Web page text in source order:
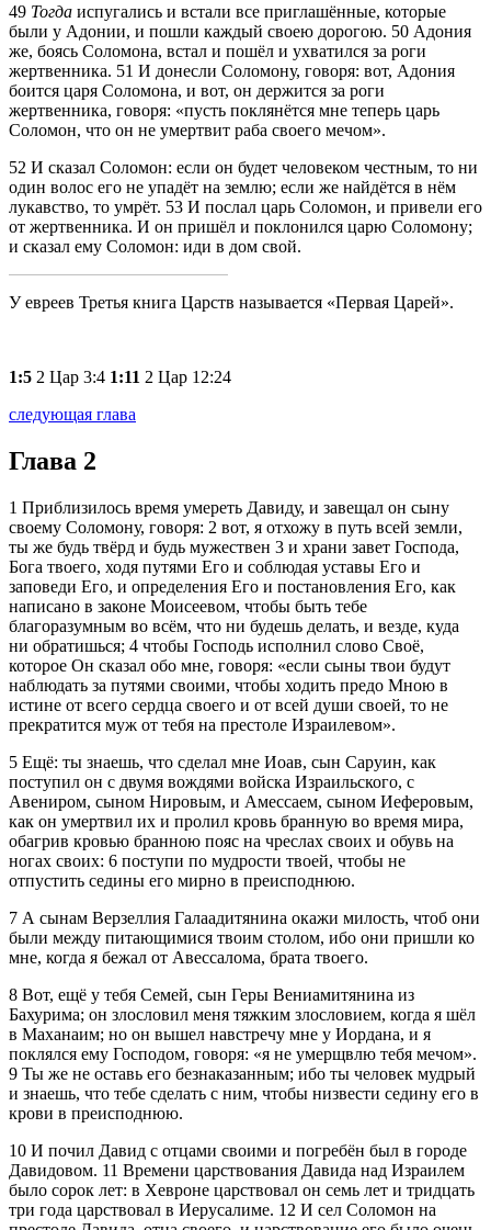
49 Тогда испугались и встали все приглашённые, которые
были у Адонии, и пошли каждый своею дорогою. 50 Адония
же, боясь Соломона, встал и пошёл и ухватился за роги
жертвенника. 51 И донесли Соломону, говоря: вот, Адония
боится царя Соломона, и вот, он держится за роги
жертвенника, говоря:
пусть поклянётся мне теперь царь
Соломон, что он не умертвит раба своего мечом .
52 И сказал Соломон: если он будет человеком честным, то ни
один волос его не упадёт на землю; если же найдётся в нём
лукавство, то умрёт. 53 И послал царь Соломон, и привели его
от жертвенника. И он пришёл и поклонился царю Соломону;
и сказал ему Соломон: иди в дом свой.
У евреев Третья книга Царств называется «Первая Царей».
1:5 2 Цар 3:4 1:11 2 Цар 12:24
следующая глава
Глава 2
1 Приблизилось время умереть Давиду, и завещал он сыну
своему Соломону, говоря: 2 вот, я отхожу в путь всей земли,
ты же будь твёрд и будь мужествен 3 и храни завет Господа,
Бога твоего, ходя путями Его и соблюдая уставы Его и
заповеди Его, и определения Его и постановления Его, как
написано в законе Моисеевом, чтобы быть тебе
благоразумным во всём, что ни будешь делать, и везде, куда
ни обратишься; 4 чтобы Господь исполнил слово Своё,
которое Он сказал обо мне, говоря:
если сыны твои будут
наблюдать за путями своими, чтобы ходить предо Мною в
истине от всего сердца своего и от всей души своей, то не
прекратится муж от тебя на престоле Израилевом .
5 Ещё: ты знаешь, что сделал мне Иоав, сын Саруин, как
поступил он с двумя вождями войска Израильского, с
Авениром, сыном Нировым, и Амессаем, сыном Иеферовым,
как он умертвил их и пролил кровь бранную во время мира,
обагрив кровью бранною пояс на чреслах своих и обувь на
ногах своих: 6 поступи по мудрости твоей, чтобы не
отпустить седины его мирно в преисподнюю.
7 А сынам Верзеллия Галаадитянина окажи милость, чтоб они
были между питающимися твоим столом, ибо они пришли ко
мне, когда я бежал от Авессалома, брата твоего.
8 Вот, ещё у тебя Семей, сын Геры Вениамитянина из
Бахурима; он злословил меня тяжким злословием, когда я шёл
в Маханаим; но он вышел навстречу мне у Иордана, и я
поклялся ему Господом, говоря:
я не умерщвлю тебя мечом .
9 Ты же не оставь его безнаказанным; ибо ты человек мудрый
и знаешь, что тебе сделать с ним, чтобы низвести седину его в
крови в преисподнюю.
10 И почил Давид с отцами своими и погребён был в городе
Давидовом. 11 Времени царствования Давида над Израилем
было сорок лет: в Хевроне царствовал он семь лет и тридцать
три года царствовал в Иерусалиме. 12 И сел Соломон на